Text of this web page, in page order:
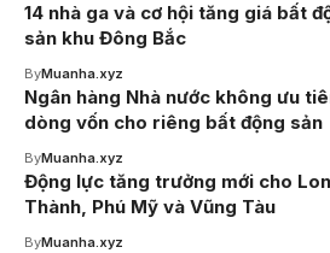
14 nhà ga và cơ hội tăng giá bất
sản khu Đông Bắc
ByMuanha.xyz
Ngân hàng Nhà nước không ưu
dòng vốn cho riêng bất động sản
ByMuanha.xyz
Động lực tăng trưởng mới cho
Thành, Phú Mỹ và Vũng Tàu
ByMuanha.xyz